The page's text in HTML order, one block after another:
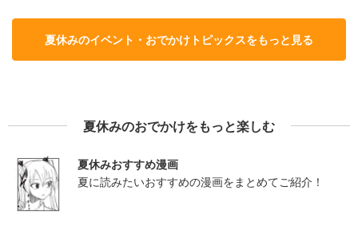
夏休みのイベント・おでかけトピックスをもっと見る
夏休みのおでかけをもっと楽しむ
夏休みおすすめ漫画
夏に読みたいおすすめの漫画をまとめてご紹介！